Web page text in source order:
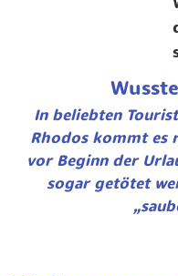
In beliebten
Rhodos kommt es
vor Beginn der
sogar getötet